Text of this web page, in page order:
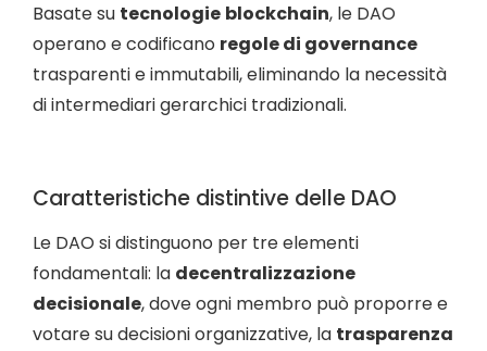
Basate su tecnologie blockchain, le DAO
operano e codificano regole di governance
trasparenti e immutabili, eliminando la necessità
di intermediari gerarchici tradizionali.
Caratteristiche distintive delle DAO
Le DAO si distinguono per tre elementi
fondamentali: la decentralizzazione
decisionale, dove ogni membro può proporre e
votare su decisioni organizzative, la trasparenza